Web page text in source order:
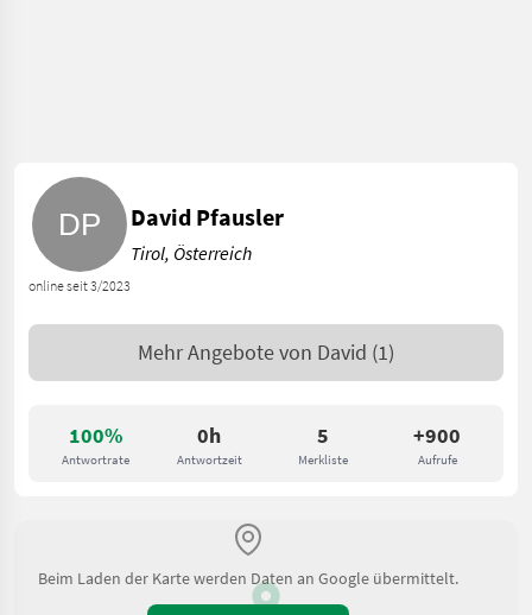
100%
Antwortrate
0h
Antwortzeit
5
Merkliste
+900
Aufrufe
online seit 3/2023
David Pfausler
Tirol, Österreich
Mehr Angebote von David (1)
Beim Laden der Karte werden Daten an Google übermittelt.